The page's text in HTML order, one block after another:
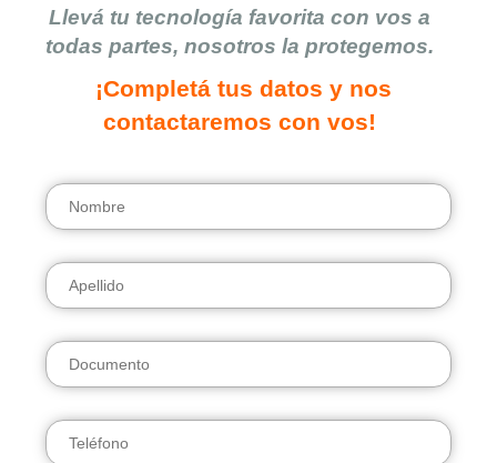
Llevá tu tecnología favorita con vos a
todas partes, nosotros la protegemos.
¡Completá tus datos y nos
contactaremos con vos!